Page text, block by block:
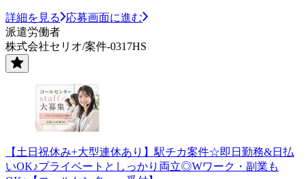
詳細を見る
応募画面に進む
派遣労働者
株式会社セリオ/案件-0317HS
【土日祝休み+大型連休あり】駅チカ案件☆即日勤務&日払
いOK♪プライベートとしっかり両立◎Wワーク・副業も